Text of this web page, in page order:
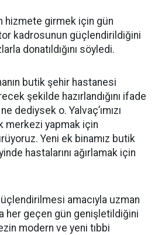
hizmete girmek için gün
kadrosunun güçlendirildiğini
donatıldığını söyledi.
butik şehir hastanesi
şekilde hazırlandığını ifade
dediysek o. Yalvaç’ımızı
merkezi yapmak için
Yeni ek binamız butik
hastalarını ağırlamak için
amacıyla uzman
her geçen gün genişletildiğini
modern ve yeni tıbbi